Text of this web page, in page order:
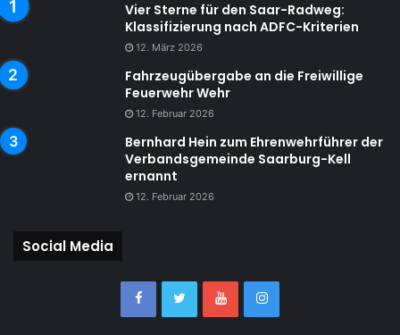
Vier Sterne für den Saar-Radweg:
Klassifizierung nach ADFC-Kriterien
12. März 2026
Fahrzeugübergabe an die Freiwillige
Feuerwehr Wehr
12. Februar 2026
Bernhard Hein zum Ehrenwehrführer der
Verbandsgemeinde Saarburg-Kell
ernannt
12. Februar 2026
Social Media